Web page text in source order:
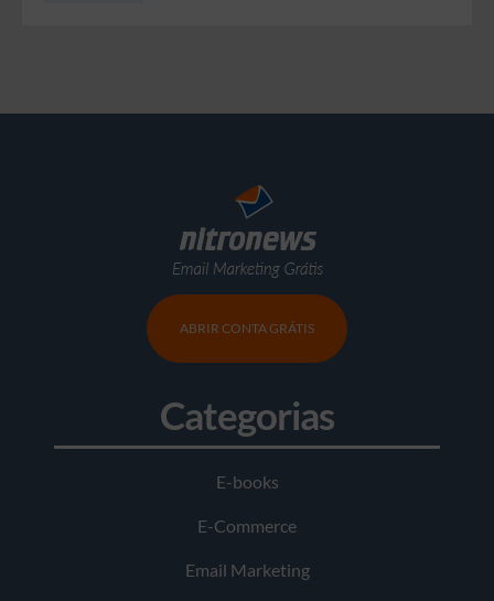
Categorias
E-books
E-Commerce
Email Marketing
ABRIR CONTA GRÁTIS